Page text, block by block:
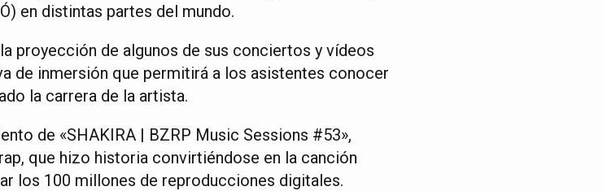
en distintas partes del mundo.
proyección de algunos de sus conciertos y vídeos
de inmersión que permitirá a los asistentes conocer
la carrera de la artista.
de «SHAKIRA | BZRP Music Sessions #53»,
que hizo historia convirtiéndose en la canción
los 100 millones de reproducciones digitales.